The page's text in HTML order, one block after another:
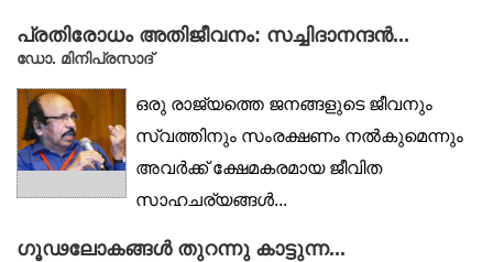
പുനരാവിഷ്‌ക്കരിക്കപ്പെടുമ്പോള്‍
അപ്രധാനരാവുകയും പ്രാധാന്യം...
പ്രതിരോധം അതിജീവനം: സച്ചിദാനന്ദൻ...
ഡോ. മിനിപ്രസാദ്
ഒരു രാജ്യത്തെ ജനങ്ങളുടെ ജീവനും
സ്വത്തിനും സംരക്ഷണം നൽകുമെന്നും
അവർക്ക് ക്ഷേമകരമായ ജീവിത
സാഹചര്യങ്ങൾ...
ഗൂഢലോകങ്ങൾ തുറന്നു കാട്ടുന്ന...